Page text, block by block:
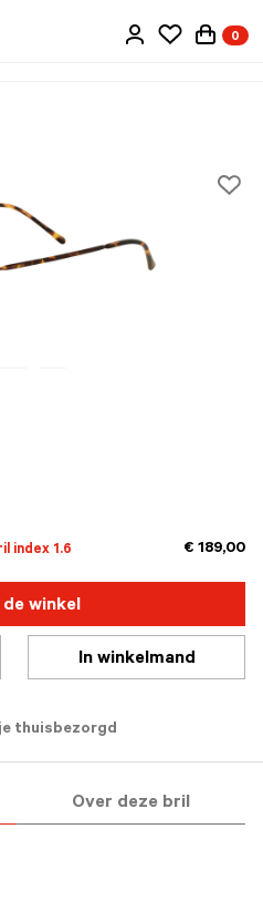
0
index 1.6 € 189,00
de winkel
In winkelmand
thuisbezorgd
Over deze bril